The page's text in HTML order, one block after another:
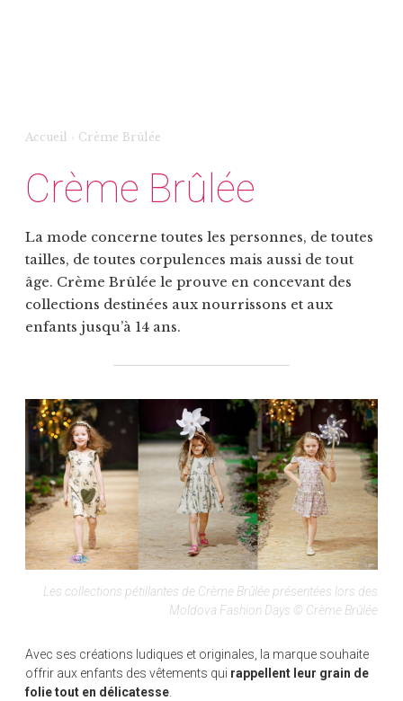
Accueil › Crème Brûlée
Crème Brûlée
La mode concerne toutes les personnes, de toutes
tailles, de toutes corpulences mais aussi de tout
âge. Crème Brûlée le prouve en concevant des
collections destinées aux nourrissons et aux
enfants jusqu’à 14 ans.
Les collections pétillantes de Crème Brûlée présentées lors des
Moldova Fashion Days © Crème Brûlée
Avec ses créations ludiques et originales, la marque souhaite
offrir aux enfants des vêtements qui rappellent leur grain de
folie tout en délicatesse.